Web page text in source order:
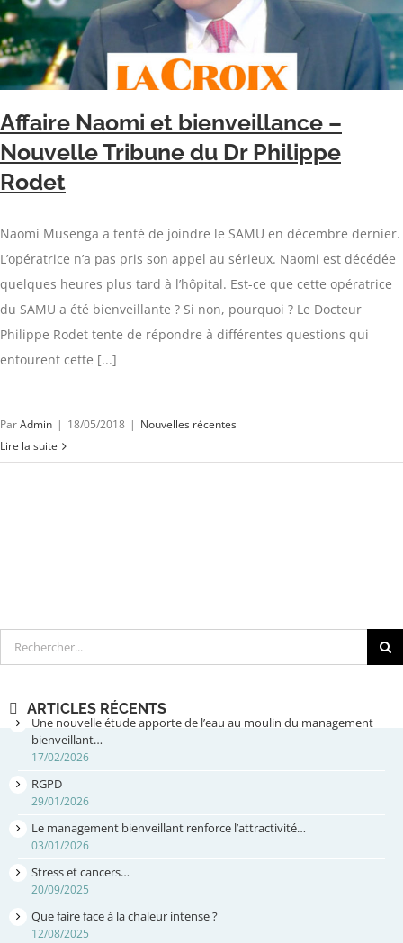
Affaire Naomi et bienveillance –
Nouvelle Tribune du Dr Philippe
Rodet
Naomi Musenga a tenté de joindre le SAMU en décembre dernier.
L’opératrice n’a pas pris son appel au sérieux. Naomi est décédée
quelques heures plus tard à l’hôpital. Est-ce que cette opératrice
du SAMU a été bienveillante ? Si non, pourquoi ? Le Docteur
Philippe Rodet tente de répondre à différentes questions qui
entourent cette [...]
ParAdmin | 18/05/2018 | Nouvelles récentes
Lire la suite
Rechercher
ARTICLES RÉCENTS
Une nouvelle étude apporte de l’eau au moulin du management
bienveillant…
17/02/2026
RGPD
29/01/2026
Le management bienveillant renforce l’attractivité…
03/01/2026
Stress et cancers…
20/09/2025
Que faire face à la chaleur intense ?
12/08/2025